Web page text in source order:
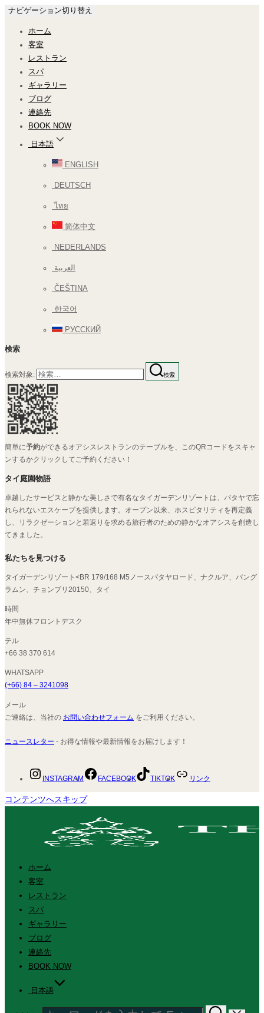
ナビゲーション切り替え
ホーム
客室
レストラン
スパ
ギャラリー
ブログ
連絡先
BOOK NOW
日本語
ENGLISH
DEUTSCH
ไทย
简体中文
NEDERLANDS
العربية
ČEŠTINA
한국어
РУССКИЙ
検索
検索対象: 検索
簡単に予約ができるオアシスレストランのテーブルを、このQRコードをスキャ
ンするかクリックしてご予約ください！
タイ庭園物語
卓越したサービスと静かな美しさで有名なタイガーデンリゾートは、パタヤで忘
れられないエスケープを提供します。オープン以来、ホスピタリティを再定義
し、リラクゼーションと若返りを求める旅行者のための静かなオアシスを創造し
てきました。
私たちを見つける
タイガーデンリゾート<BR 179/168 M5ノースパタヤロード、ナクルア、バング
ラムン、チョンブリ20150、タイ
時間
年中無休フロントデスク
テル
+66 38 370 614
WHATSAPP
(+66) 84 – 3241098
メール
ご連絡は、当社の お問い合わせフォーム をご利用ください。
ニュースレター - お得な情報や最新情報をお届けします！
INSTAGRAM FACEBOOK TIKTOK リンク
コンテンツへスキップ
ホーム
客室
レストラン
スパ
ギャラリー
ブログ
連絡先
BOOK NOW
日本語